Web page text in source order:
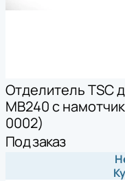
Отделитель TSC
MB240 с
0002)
Под заказ